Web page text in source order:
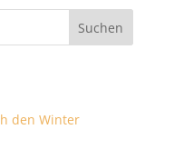
den Winter